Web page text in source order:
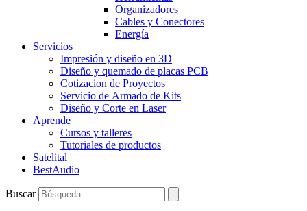
Organizadores
Cables y Conectores
Energía
Servicios
Impresión y diseño en 3D
Diseño y quemado de placas PCB
Cotizacion de Proyectos
Servicio de Armado de Kits
Diseño y Corte en Laser
Aprende
Cursos y talleres
Tutoriales de productos
Satelital
BestAudio
Buscar